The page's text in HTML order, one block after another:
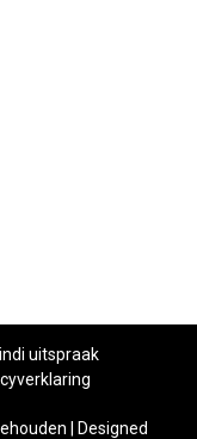
uitspraak
| Designed